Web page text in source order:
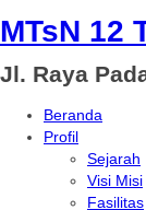
MTsN 12
Jl. Raya
Beranda
Profil
Sejarah
Visi Misi
Fasilitas